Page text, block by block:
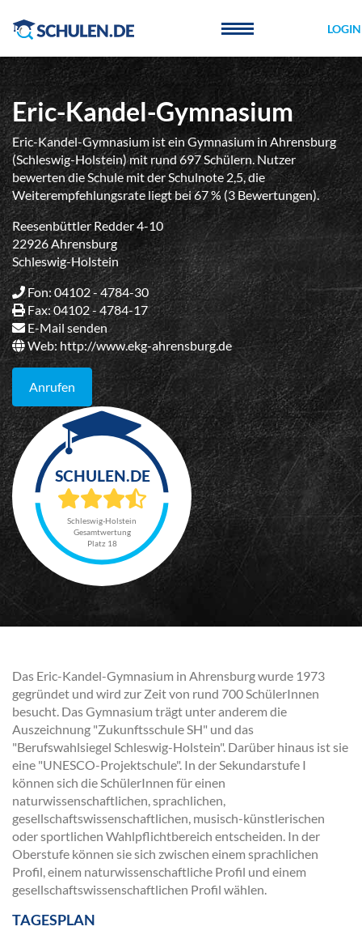
LOGIN
Eric-Kandel-Gymnasium
Eric-Kandel-Gymnasium ist ein Gymnasium in Ahrensburg
(Schleswig-Holstein) mit rund 697 Schülern. Nutzer
bewerten die Schule mit der Schulnote 2,5, die
Weiterempfehlungsrate liegt bei 67 % (3 Bewertungen).
Reesenbüttler Redder 4-10
22926 Ahrensburg
Schleswig-Holstein
Fon: 04102 - 4784-30
Fax: 04102 - 4784-17
E-Mail senden
Web: http://www.ekg-ahrensburg.de
Anrufen
Schleswig-Holstein
Gesamtwertung
Platz 18
Das Eric-Kandel-Gymnasium in Ahrensburg wurde 1973
gegründet und wird zur Zeit von rund 700 SchülerInnen
besucht. Das Gymnasium trägt unter anderem die
Auszeichnung "Zukunftsschule SH" und das
"Berufswahlsiegel Schleswig-Holstein". Darüber hinaus ist sie
eine "UNESCO-Projektschule". In der Sekundarstufe I
können sich die SchülerInnen für einen
naturwissenschaftlichen, sprachlichen,
gesellschaftswissenschaftlichen, musisch-künstlerischen
oder sportlichen Wahlpflichtbereich entscheiden. In der
Oberstufe können sie sich zwischen einem sprachlichen
Profil, einem naturwissenschaftliche Profil und einem
gesellschaftswissenschaftlichen Profil wählen.
TAGESPLAN